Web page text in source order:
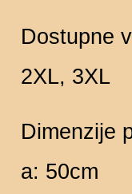
Dostupne
2XL, 3XL
Dimenzije
a: 50cm